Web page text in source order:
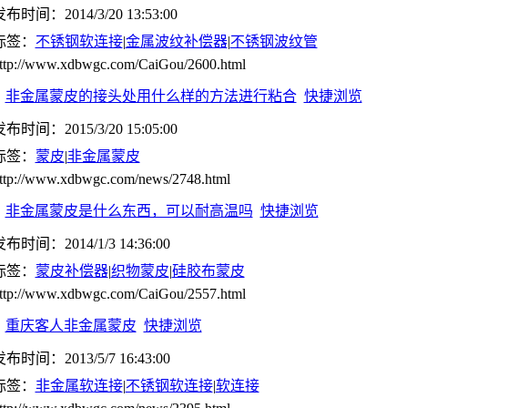
布时间：2014/3/20 13:53:00
签： 不锈钢软连接|金属波纹补偿器|不锈钢波纹管
www.xdbwgc.com/CaiGou/2600.html
非金属蒙皮的接头处用什么样的方法进行粘合 快捷浏览
布时间：2015/3/20 15:05:00
签： 蒙皮|非金属蒙皮
www.xdbwgc.com/news/2748.html
非金属蒙皮是什么东西，可以耐高温吗 快捷浏览
布时间：2014/1/3 14:36:00
签： 蒙皮补偿器|织物蒙皮|硅胶布蒙皮
www.xdbwgc.com/CaiGou/2557.html
重庆客人非金属蒙皮 快捷浏览
布时间：2013/5/7 16:43:00
签： 非金属软连接|不锈钢软连接|软连接